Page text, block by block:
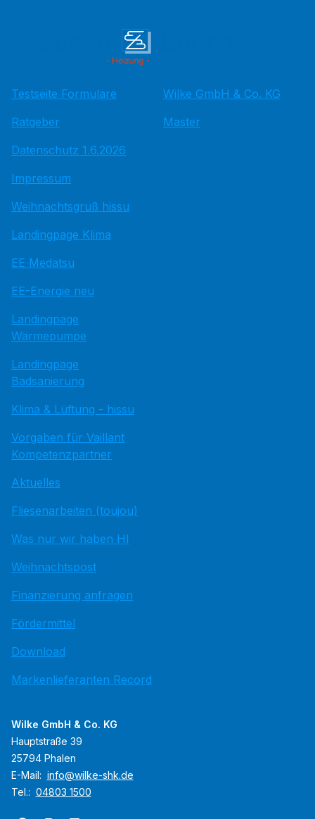
Testseite Formulare
Ratgeber
Datenschutz 1.6.2026
Impressum
Weihnachtsgruß hissu
Landingpage Klima
EE Medatsu
EE-Energie neu
Landingpage
Wärmepumpe
Landingpage
Badsanierung
Klima & Lüftung - hissu
Vorgaben für Vaillant
Kompetenzpartner
Aktuelles
Fliesenarbeiten (toujou)
Was nur wir haben HI
Weihnachtspost
Finanzierung anfragen
Fördermittel
Download
Markenlieferanten Record
Wilke GmbH & Co. KG
Master
Wilke GmbH & Co. KG
Hauptstraße 39
25794 Phalen
E-Mail: info@wilke-shk.de
Tel.: 04803 1500